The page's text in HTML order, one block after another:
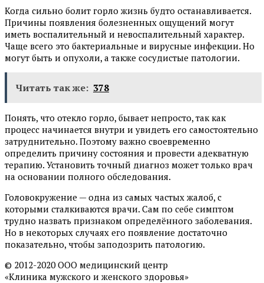
Когда сильно болит горло жизнь будто останавливается.
Причины появления болезненных ощущений могут
иметь воспалительный и невоспалительный характер.
Чаще всего это бактериальные и вирусные инфекции. Но
могут быть и опухоли, а также сосудистые патологии.
Читать так же: 378
Понять, что отекло горло, бывает непросто, так как
процесс начинается внутри и увидеть его самостоятельно
затруднительно. Поэтому важно своевременно
определить причину состояния и провести адекватную
терапию. Установить точный диагноз может только врач
на основании полного обследования.
Головокружение — одна из самых частых жалоб, с
которыми сталкиваются врачи. Сам по себе симптом
трудно назвать признаком определённого заболевания.
Но в некоторых случаях его появление достаточно
показательно, чтобы заподозрить патологию.
© 2012-2020 ООО медицинский центр
«Клиника мужского и женского здоровья»